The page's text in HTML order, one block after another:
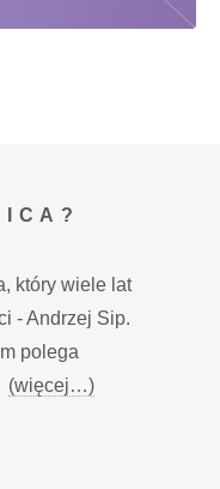
który wiele lat
- Andrzej Sip.
polega
(więcej…)